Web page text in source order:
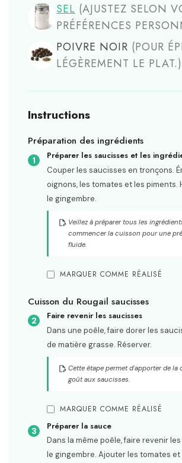
SEL (AJUSTEZ SELON
PRÉFÉRENCES
POIVRE NOIR (POUR
LÉGÈREMENT LE PLAT.)
Instructions
Préparation des ingrédients
Préparer les saucisses et les
Couper les saucisses en tronçons.
oignons, les tomates et les piments.
le gingembre.
Veillez à préparer tous les
commencer la cuisson pour une
fluide.
MARQUER COMME RÉALISÉ
Cuisson du Rougail saucisses
Faire revenir les saucisses
Dans une poêle, faire dorer les
de matière grasse. Réserver.
Cette étape permet d'apporter de la
goût aux saucisses.
MARQUER COMME RÉALISÉ
Préparer la sauce
Dans la même poêle, faire revenir
le gingembre. Ajouter les tomates et